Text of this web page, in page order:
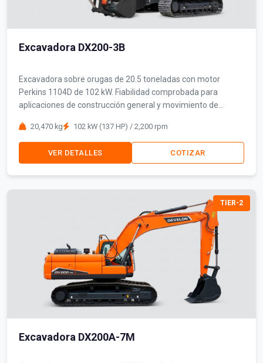
Excavadora DX200-3B
Excavadora sobre orugas de 20.5 toneladas con motor
Perkins 1104D de 102 kW. Fiabilidad comprobada para
aplicaciones de construcción general y movimiento de
20,470 kg 102 kW (137 HP) / 2,200 rpm
VER DETALLES COTIZAR
TIER-2
Excavadora DX200A-7M